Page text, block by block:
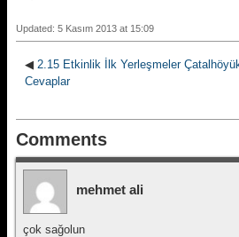
Updated: 5 Kasım 2013 at 15:09
◀ 2.15 Etkinlik İlk Yerleşmeler
Cevaplar
Comments
mehmet ali
çok sağolun